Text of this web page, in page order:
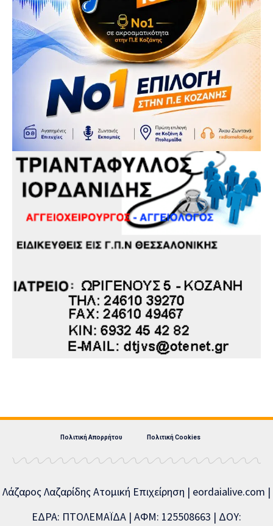
Πολιτική Απορρήτου Πολιτική Cookies
Λάζαρος Λαζαρίδης Ατομική Επιχείρηση | eordaialive.com |
ΕΔΡΑ: ΠΤΟΛΕΜΑΪΔΑ | ΑΦΜ: 125508663 | ΔΟΥ: